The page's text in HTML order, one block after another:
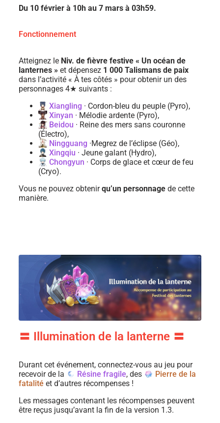
Du 10 février à 10h au 7 mars à 03h59.
Fonctionnement
Atteignez le Niv. de fièvre festive « Un océan de
lanternes » et dépensez 1 000 Talismans de paix
dans l’activité « À tes côtés » pour obtenir un des
personnages 4★ suivants :
Xiangling · Cordon-bleu du peuple (Pyro),
Xinyan · Mélodie ardente (Pyro),
Beidou · Reine des mers sans couronne
(Électro),
Ningguang ·Megrez de l’éclipse (Géo),
Xingqiu · Jeune galant (Hydro),
Chongyun · Corps de glace et cœur de feu
(Cryo).
Vous ne pouvez obtenirqu’un personnage de cette
manière.
〓 Illumination de la lanterne 〓
Durant cet événement, connectez-vous au jeu pour
recevoir de la
Résine fragile, des
Pierre de la
fatalité et d’autres récompenses !
Les messages contenant les récompenses peuvent
être reçus jusqu’avant la fin de la version 1.3.